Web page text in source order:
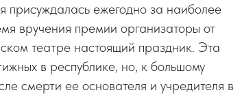
присуждалась ежегодно за наиболее
вручения премии организаторы от
театре настоящий праздник. Эта
в республике, но, к большому
смерти ее основателя и учредителя в